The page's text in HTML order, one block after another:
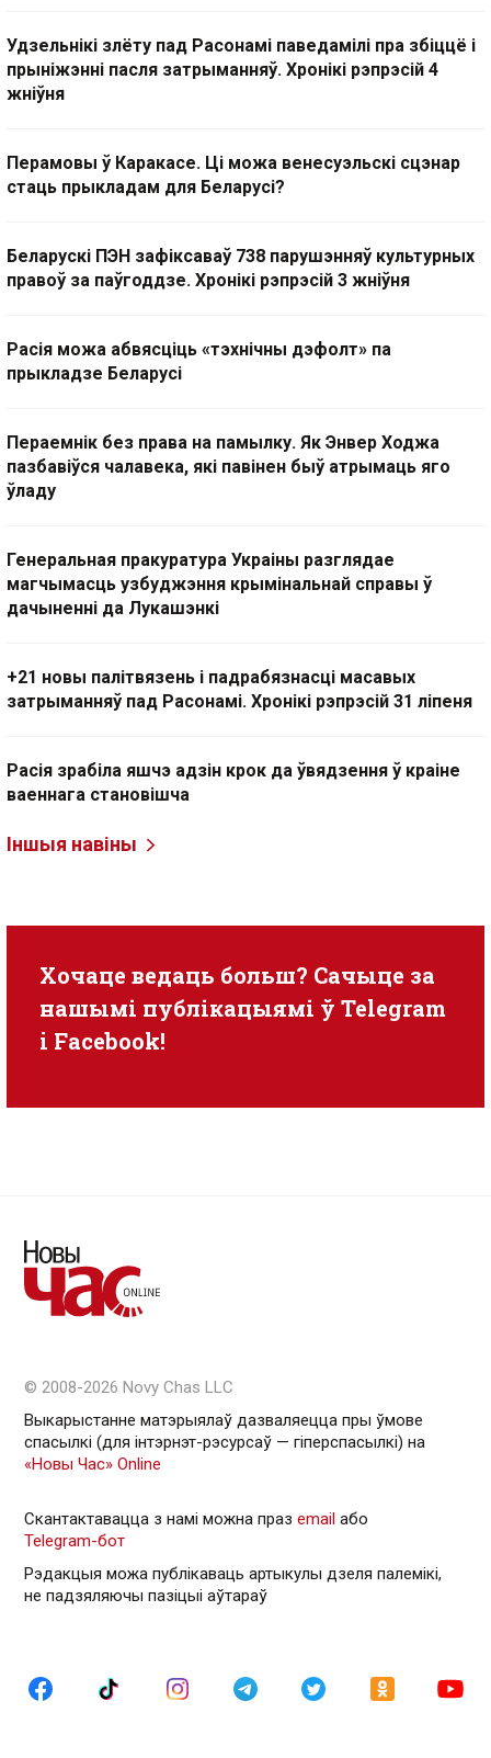
Удзельнікі злёту пад Расонамі паведамілі пра збіццё і
прыніжэнні пасля затрыманняў. Хронікі рэпрэсій 4
жніўня
Перамовы ў Каракасе. Ці можа венесуэльскі сцэнар
стаць прыкладам для Беларусі?
Беларускі ПЭН зафіксаваў 738 парушэнняў культурных
правоў за паўгоддзе. Хронікі рэпрэсій 3 жніўня
Расія можа абвясціць «тэхнічны дэфолт» па
прыкладзе Беларусі
Пераемнік без права на памылку. Як Энвер Ходжа
пазбавіўся чалавека, які павінен быў атрымаць яго
ўладу
Генеральная пракуратура Украіны разглядае
магчымасць узбуджэння крымінальнай справы ў
дачыненні да Лукашэнкі
+21 новы палітвязень і падрабязнасці масавых
затрыманняў пад Расонамі. Хронікі рэпрэсій 31 ліпеня
Расія зрабіла яшчэ адзін крок да ўвядзення ў краіне
ваеннага становішча
Іншыя навіны
Хочаце ведаць больш? Сачыце за
нашымі публікацыямі ў Telegram
i Facebook!
© 2008-2026 Novy Chas LLC
Выкарыстанне матэрыялаў дазваляецца пры ўмове
спасылкі (для інтэрнэт-рэсурсаў — гiперспасылкi) на
«Новы Час» Online
Скантактавацца з намі можна праз email або
Telegram-бот
Рэдакцыя можа публікаваць артыкулы дзеля палемікі,
не падзяляючы пазіцыі аўтараў